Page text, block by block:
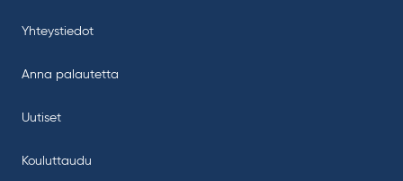
Yhteystiedot
Anna palautetta
Uutiset
Kouluttaudu